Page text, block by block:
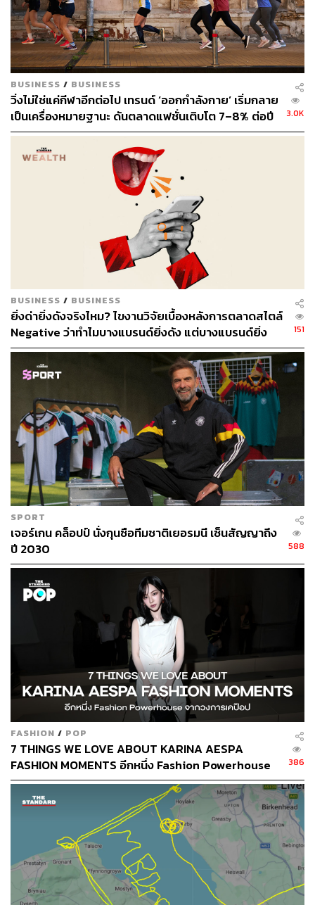
เพียงแต่ยักษ์เล็กจากบอสตันเองก็ต้องพยายามต่อสู้เต็มที่
เพราะการเสียสโมสรอย่างลิเวอร์พูลไป นั่นหมายถึงพวกเขา
จะสูญเสียอำนาจในการแข่งขันในตลาดวงการลูกหนังที่ดุ
เดือดอย่างมาก เพราะในเวลานี้ต้องยอมรับว่า สถานะและ
ความนิยมของลิเวอร์พูลสูงขึ้นมากตามผลงานของทีมในช่วง
หลายปีที่ผ่านมา
การต่อสู้ในชั้นศาลของทั้งสองฝ่ายยังเปิดเผยรายละเอียดที่น่า
สนใจหลายอย่างที่เป็น ‘ความลับ’ ซึ่งความจริงไม่มีใครควร
จะรู้
โดยเฉพาะข้อเสนอของไนกี้ที่สร้างความประหลาดใจให้แก่
ทุกฝ่ายครับ เพราะตัวเลขเงินรายได้ที่เสนอให้กับลิเวอร์พูลนั้น
ความจริงแล้วน้อยกว่าที่นิวบาลานซ์ เสนอให้ในสัญญาฉบับ
ปัจจุบันที่กำลังจะหมดลงในช่วงสิ้นสุดฤดูกาลนี้เสียอีก
ตามข้อมูลที่ถูกเปิดเผยมา ไนกี้เสนอให้ลิเวอร์พูลเพียงปีละ 30
ล้านปอนด์ น้อยกว่าที่ได้รับจากนิวบาลานซ์ถึง 15 ล้านปอนด์
และห่างไกลจากตัวเลขที่มีการเสนอข่าวว่า ทีมดังแห่งเมอร์
ซีย์ไซด์จะได้รับเงินมหาศาลถึง 75 ล้านปอนด์ต่อปี ซึ่งเป็น
ตัวเลขในระดับเดียวกัน หรือมากกว่าที่แมนเชสเตอร์ ยูไนเต็ด
ได้รับจากอาดิดาส
ถ้ามองตามตัวเลขแล้ว หลายคนอาจจะสงสัยว่า แล้วทำไม
ลิเวอร์พูลถึงต้องการผละจากนิวบาลานซ์เพื่อไปหาไนกี้ด้วย?
เพราะต่อให้จะมีในวงเล็บว่า ไนกี้จะให้ส่วนแบ่งจากการ
จำหน่ายสินค้าที่ตีตราสโมสรลิเวอร์พูลจำนวน 20 เปอร์เซ็นต์
(ยกเว้นสินค้าประเภทรองเท้าจะลดเหลือ 5 เปอร์เซ็นต์)
นอกจากนี้ยังมีการจ่ายเงินอีก 2 ล้านปอนด์ เพื่อเป็นค่าสินค้า
ลิขสิทธิ์ต่อฤดูกาล และส่วนลดอีก 19 เปอร์เซ็นต์ สำหรับการ
จำหน่ายผลิตภัณฑ์เพิ่มเติมในสหราชอาณาจักร รวมถึงโบนัส
จากความสำเร็จในสนาม เช่น ถ้าได้แชมป์ยูฟ่าแชมเปียนส์ลีก
เอาไป 4 ล้านปอนด์ รองแชมป์ 2 ล้านปอนด์ และอีก 2 ล้าน
ปอนด์ หากได้แชมป์พรีเมียร์ลีก
แต่ก็ไม่ได้แปลว่า จะมีอะไรการันตีว่า พวกเขาจะได้มาก
เท่ากับที่คาดหวังและควรจะได้?
อย่างไรก็ดี มีการประเมินกันอย่างจริงจังครับว่า สุดท้ายแล้ว
ลิเวอร์พูลน่าจะได้รับเงินรายได้อยู่ที่ราว 60-70 ล้านปอนด์ต่อ
BUSINESS / BUSINESS
วิ่งไม่ใช่แค่กีฬาอีกต่อไป เทรนด์ ‘ออกกำลังกาย’ เริ่มกลาย
เป็นเครื่องหมายฐานะ ดันตลาดแฟชั่นเติบโต 7–8% ต่อปี
3.0K
BUSINESS / BUSINESS
ยิ่งด่ายิ่งดังจริงไหม? ไขงานวิจัยเบื้องหลังการตลาดสไตล์
Negative ว่าทำไมบางแบรนด์ยิ่งดัง แต่บางแบรนด์ยิ่ง
เจ็บตัว
151
SPORT
เจอร์เกน คล็อปป์ นั่งกุนซือทีมชาติเยอรมนี เซ็นสัญญาถึง
ปี 2030
588
FASHION / POP
7 THINGS WE LOVE ABOUT KARINA AESPA
FASHION MOMENTS อีกหนึ่ง Fashion Powerhouse
จากวงการเคป๊อป
386